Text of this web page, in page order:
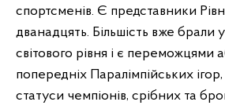
спортсменів. Є представники
дванадцять. Більшість вже брали
світового рівня і є
попередніх Паралімпійських
статуси чемпіонів, срібних та